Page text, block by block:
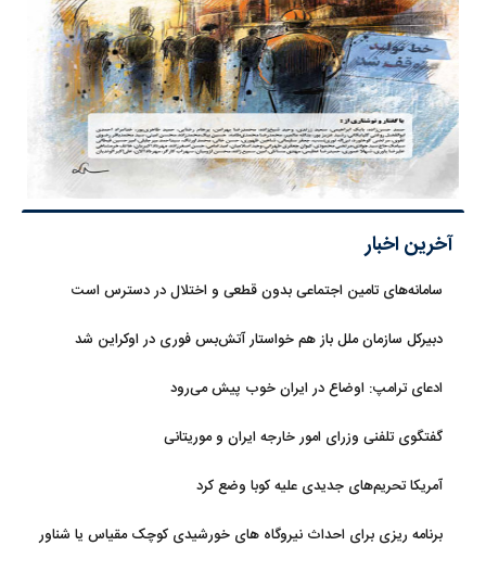
آخرین اخبار
سامانه‌های تامین اجتماعی بدون قطعی و اختلال در دسترس است
دبیرکل سازمان ملل باز هم خواستار آتش‌بس فوری در اوکراین شد
ادعای ترامپ: اوضاع در ایران خوب پیش می‌رود
گفتگوی تلفنی وزرای امور خارجه ایران و موریتانی
آمریکا تحریم‌های جدیدی علیه کوبا وضع کرد
برنامه ریزی برای احداث نیروگاه های خورشیدی کوچک مقیاس یا شناور